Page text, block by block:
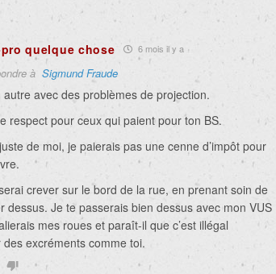
quelque chose 6 mois il y a
à Sigmund Fraude
autre avec des problèmes de projection.
respect pour ceux qui paient pour ton BS.
de moi, je paierais pas une cenne d’impôt pour
crever sur le bord de la rue, en prenant soin de
dessus. Je te passerais bien dessus avec mon VUS
mes roues et paraît-il que c’est illégal
des excréments comme toi.